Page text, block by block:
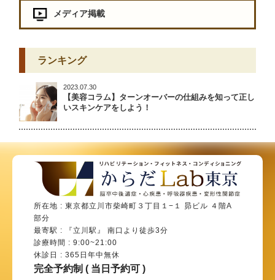
メディア掲載
ランキング
2023.07.30
【美容コラム】ターンオーバーの仕組みを知って正し
いスキンケアをしよう！
所在地 : 東京都立川市柴崎町３丁目１−１ 昴ビル ４階A
部分
最寄駅 : 『立川駅』 南口より徒歩3分
診療時間 : 9:00~21:00
休診日 : 365日年中無休
完全予約制 ( 当日予約可 )